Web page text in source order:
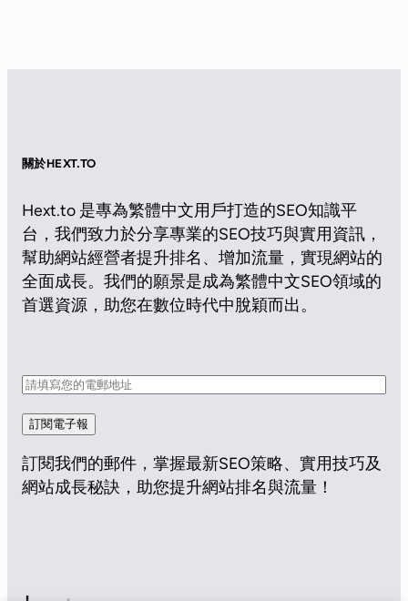
關於HEXT.TO
Hext.to 是專為繁體中文用戶打造的SEO知識平
台，我們致力於分享專業的SEO技巧與實用資訊，
幫助網站經營者提升排名、增加流量，實現網站的
全面成長。我們的願景是成為繁體中文SEO領域的
首選資源，助您在數位時代中脫穎而出。
訂閱電子報
訂閱我們的郵件，掌握最新SEO策略、實用技巧及
網站成長秘訣，助您提升網站排名與流量！